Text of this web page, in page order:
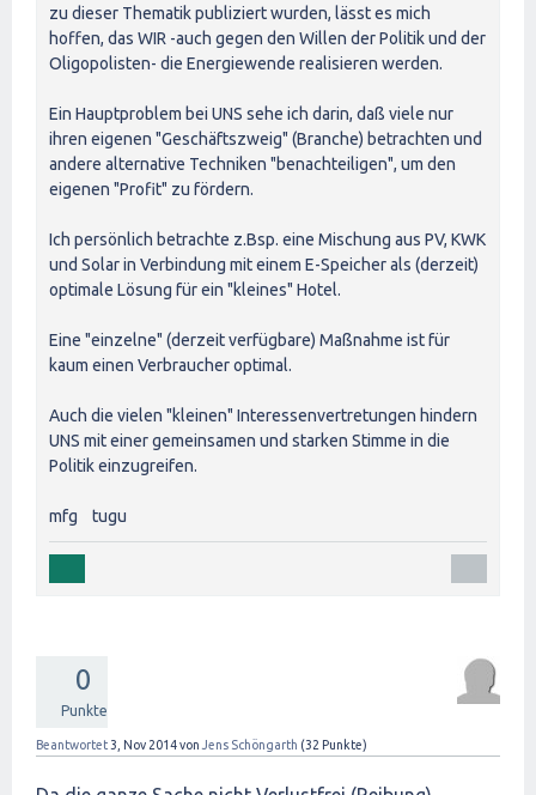
zu dieser Thematik publiziert wurden, lässt es mich
hoffen, das WIR -auch gegen den Willen der Politik und der
Oligopolisten- die Energiewende realisieren werden.
Ein Hauptproblem bei UNS sehe ich darin, daß viele nur
ihren eigenen "Geschäftszweig" (Branche) betrachten und
andere alternative Techniken "benachteiligen", um den
eigenen "Profit" zu fördern.
Ich persönlich betrachte z.Bsp. eine Mischung aus PV, KWK
und Solar in Verbindung mit einem E-Speicher als (derzeit)
optimale Lösung für ein "kleines" Hotel.
Eine "einzelne" (derzeit verfügbare) Maßnahme ist für
kaum einen Verbraucher optimal.
Auch die vielen "kleinen" Interessenvertretungen hindern
UNS mit einer gemeinsamen und starken Stimme in die
Politik einzugreifen.
mfg tugu
0
Punkte
Beantwortet 3, Nov 2014von Jens Schöngarth (32 Punkte)